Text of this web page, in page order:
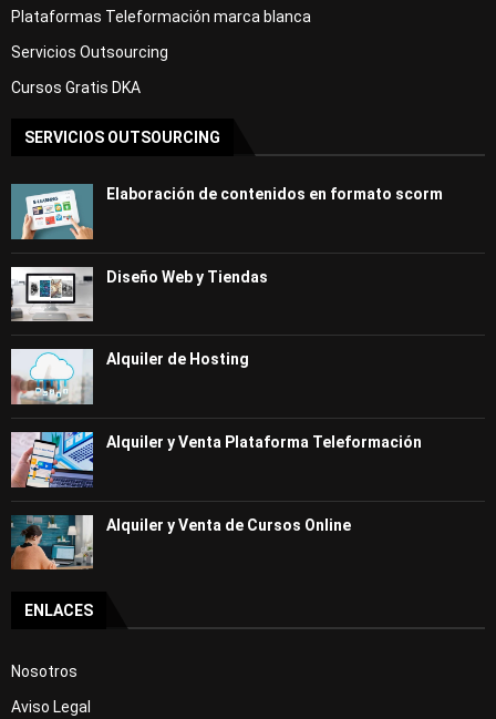
Plataformas Teleformación marca blanca
Servicios Outsourcing
Cursos Gratis DKA
SERVICIOS OUTSOURCING
Elaboración de contenidos en formato scorm
Diseño Web y Tiendas
Alquiler de Hosting
Alquiler y Venta Plataforma Teleformación
Alquiler y Venta de Cursos Online
ENLACES
Nosotros
Aviso Legal